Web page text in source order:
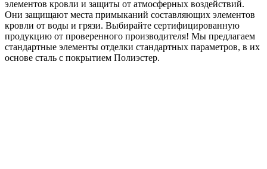
RR32-
0.5)
элементов кровли и защиты от атмосферных воздействий.
Они защищают места примыканий составляющих элементов
кровли от воды и грязи. Выбирайте сертифицированную
продукцию от проверенного производителя! Мы предлагаем
стандартные элементы отделки стандартных параметров, в их
основе сталь с покрытием Полиэстер.